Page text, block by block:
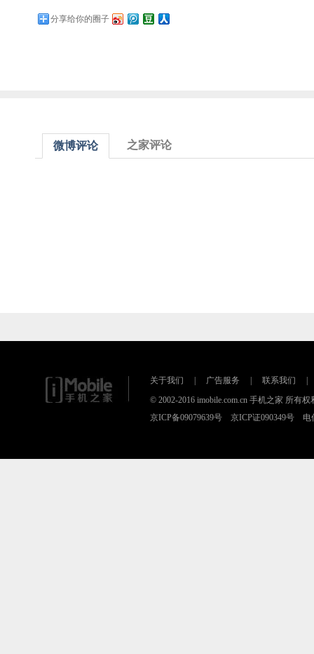
分享给你的圈子
微博评论 之家评论
关于我们 广告服务 联系我们
© 2002-2016 imobile.com.cn 手机之家 所有
京ICP备09079639号 京ICP证090349号 电